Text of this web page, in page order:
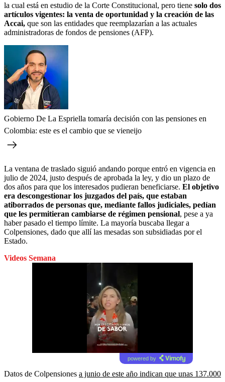
la cual está en estudio de la Corte Constitucional, pero tiene solo dos
artículos vigentes: la venta de oportunidad y la creación de las
Accai, que son las entidades que reemplazarían a las actuales
administradoras de fondos de pensiones (AFP).
Gobierno De La Espriella tomaría decisión con las pensiones en
Colombia: este es el cambio que se vieneijo
La ventana de traslado siguió andando porque entró en vigencia en
julio de 2024, justo después de aprobada la ley, y dio un plazo de
dos años para que los interesados pudieran beneficiarse. El objetivo
era descongestionar los juzgados del país, que estaban
atiborrados de personas que, mediante fallos judiciales, pedían
que les permitieran cambiarse de régimen pensional, pese a ya
haber pasado el tiempo límite. La mayoría buscaba llegar a
Colpensiones, dado que allí las mesadas son subsidiadas por el
Estado.
Videos Semana
powered by
Datos de Colpensiones a junio de este año indican que unas 137.000